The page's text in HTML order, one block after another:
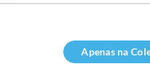
Apenas na